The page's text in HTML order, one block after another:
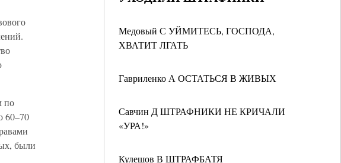
Медовый С УЙМИТЕСЬ, ГОСПОДА,
ХВАТИТ ЛГАТЬ
Гавриленко А ОСТАТЬСЯ В ЖИВЫХ
Савчин Д ШТРАФНИКИ НЕ КРИЧАЛИ
«УРА!»
Кулешов В ШТРАФБАТЯ
по
60–70
были